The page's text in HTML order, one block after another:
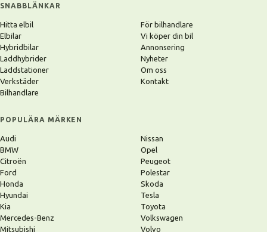
SNABBLÄNKAR
Hitta elbil
Elbilar
Hybridbilar
Laddhybrider
Laddstationer
Verkstäder
Bilhandlare
För bilhandlare
Vi köper din bil
Annonsering
Nyheter
Om oss
Kontakt
POPULÄRA MÄRKEN
Audi
BMW
Citroën
Ford
Honda
Hyundai
Kia
Mercedes-Benz
Mitsubishi
Nissan
Opel
Peugeot
Polestar
Skoda
Tesla
Toyota
Volkswagen
Volvo